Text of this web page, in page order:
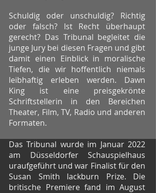
Schuldig oder unschuldig? Richtig
oder falsch? Ist Recht überhaupt
gerecht? Das Tribunal begleitet die
junge Jury bei diesen Fragen und gibt
damit einen Einblick in moralische
Tiefen, die wir hoffentlich niemals
leibhaftig erleben werden. Dawn
King ist eine preisgekrönte
Schriftstellerin in den Bereichen
Theater, Film, TV, Radio und anderen
Formaten.
Das Tribunal wurde im Januar 2022
am Düsseldorfer Schauspielhaus
uraufgeführt und war Finalist für den
Susan Smith lackburn Prize. Die
britische Premiere fand im August